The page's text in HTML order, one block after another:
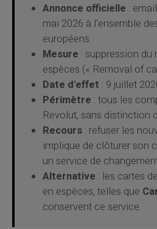
Annonce officielle :
mai 2026 à l'ensemble
européens.
Mesure : suppression
espèces (« Removal of
Date d'effet : 9 juillet
Périmètre : tous les
Revolut, sans distinction
Recours : refuser les
implique de clôturer son
un service de
Alternative : les cartes
en espèces, telles que
conservent ce service.